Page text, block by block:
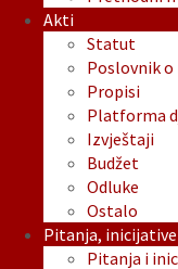
Akti
Statut
Poslovnik o
Propisi
Platforma
Izvještaji
Budžet
Odluke
Ostalo
Pitanja,
Pitanja i